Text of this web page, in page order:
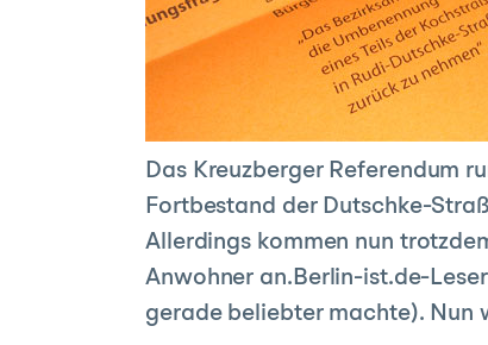
Das Kreuzberger Referendum
Fortbestand der Dutschke-
Allerdings kommen nun
Anwohner an.Berlin-ist.de-
gerade beliebter machte). Nun